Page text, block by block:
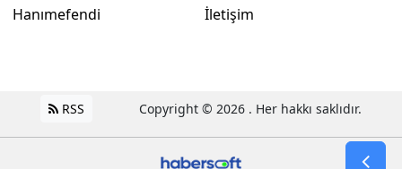
Hanımefendi
İletişim
RSS Copyright © 2026 . Her hakkı saklıdır.